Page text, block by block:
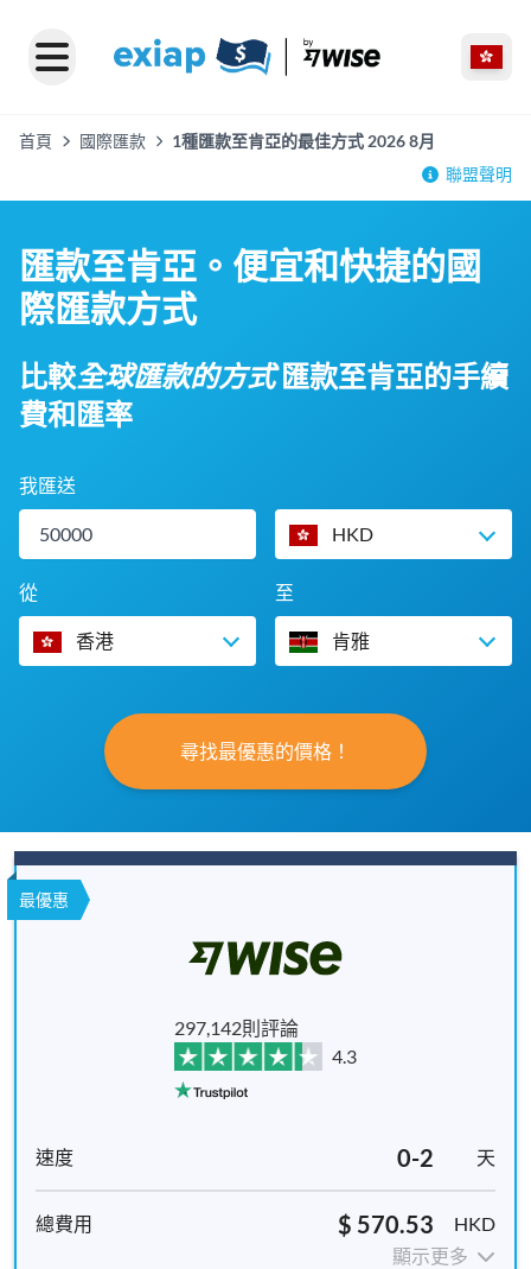
首頁 國際匯款
1種匯款至肯亞的最佳方式 2026 8月
聯盟聲明
匯款至肯亞。便宜和快捷的國
際匯款方式
比較全球匯款的方式匯款至肯亞的手續
費和匯率
我匯送
HKD
從
香港
至
肯雅
尋找最優惠的價格！
最優惠
297,142則評論
4.3
0-2 天
$ 570.53
HKD
顯示更多